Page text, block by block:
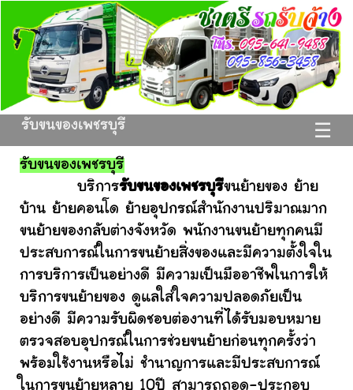
☰
รับขนของเพชรบุรี
รับขนของเพชรบุรี
บริการรับขนของเพชรบุรีขนย้ายของ ย้าย
บ้าน ย้ายคอนโด ย้ายอุปกรณ์สำนักงานปริมาณมาก
ขนย้ายของกลับต่างจังหวัด พนักงานขนย้ายทุกคนมี
ประสบการณ์ในการขนย้ายสิ่งของและมีความตั้งใจใน
การบริการเป็นอย่างดี มีความเป็นมืออาชีพในการให้
บริการขนย้ายของ ดูแลใส่ใจความปลอดภัยเป็น
อย่างดี มีความรับผิดชอบต่องานที่ได้รับมอบหมาย
ตรวจสอบอุปกรณ์ในการช่วยขนย้ายก่อนทุกครั้งว่า
พร้อมใช้งานหรือไม่ ชำนาญการและมีประสบการณ์
ในการขนย้ายหลาย 10ปี สามารถถอด-ประกอบ